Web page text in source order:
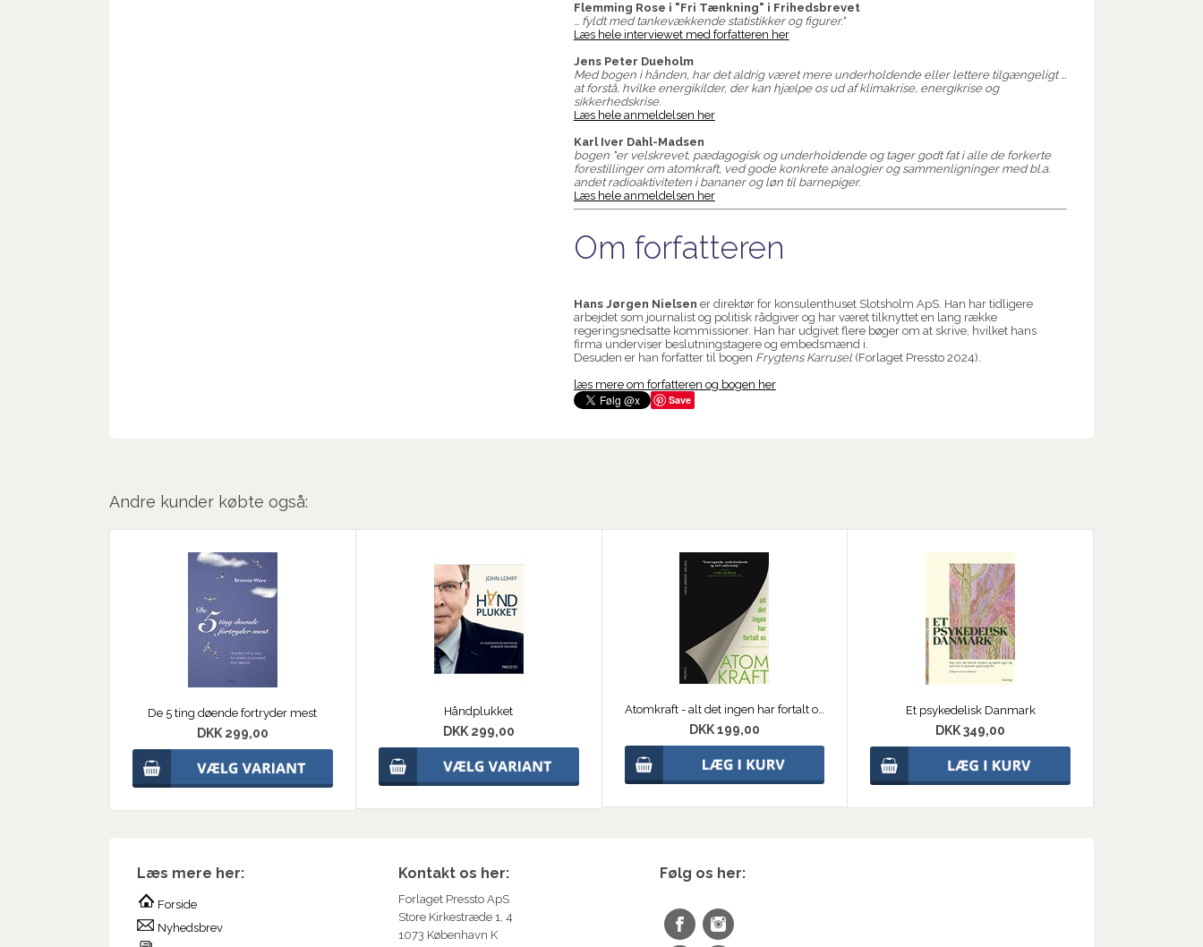
Flemming Rose i "Fri Tænkning" i Frihedsbrevet
... fyldt med tankevækkende statistikker og figurer."
Læs hele interviewet med forfatteren her
Jens Peter Dueholm
Med bogen i hånden, har det aldrig været mere underholdende eller lettere tilgængeligt ...
at forstå, hvilke energikilder, der kan hjælpe os ud af klimakrise, energikrise og
sikkerhedskrise.
Læs hele anmeldelsen her
Karl Iver Dahl-Madsen
bogen "er velskrevet, pædagogisk og underholdende og tager godt fat i alle de forkerte
forestillinger om atomkraft, ved gode konkrete analogier og sammenligninger med bl.a.
andet radioaktiviteten i bananer og løn til barnepiger.
Læs hele anmeldelsen her
Om forfatteren
Hans Jørgen Nielsen er direktør for konsulenthuset Slotsholm ApS. Han har tidligere
arbejdet som journalist og politisk rådgiver og har været tilknyttet en lang række
regeringsnedsatte kommissioner. Han har udgivet flere bøger om at skrive, hvilket hans
firma underviser beslutningstagere og embedsmænd i.
Desuden er han forfatter til bogen Frygtens Karrusel(Forlaget Pressto 2024).
læs mere om forfatteren og bogen her
Save
Andre kunder købte også:
De 5 ting døende fortryder mest
DKK 299,00
Håndplukket
DKK 299,00
Atomkraft - alt det ingen har fortalt os - e-bog
DKK 199,00
Et psykedelisk Danmark
DKK 349,00
Læs mere her:
Forside
Nyhedsbrev
Kontakt os her:
Forlaget Pressto ApS
Store Kirkestræde 1, 4
1073 København K
Følg os her: